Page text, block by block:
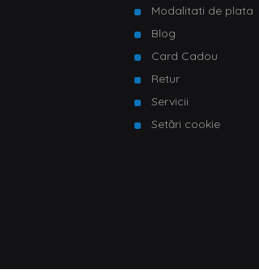
Modalitati de plata
Blog
Card Cadou
Retur
Servicii
Setări cookie